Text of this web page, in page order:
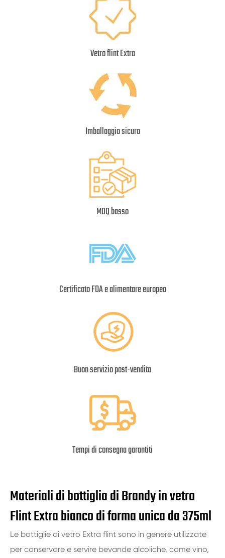
Vetro flint Extra
Imballaggio sicuro
MOQ basso
Certificato FDA e alimentare europeo
Buon servizio post-vendita
Tempi di consegna garantiti
Materiali di bottiglia di Brandy in vetro
Flint Extra bianco di forma unica da 375ml
Le bottiglie di vetro Extra flint sono in genere utilizzate
per conservare e servire bevande alcoliche, come vino,